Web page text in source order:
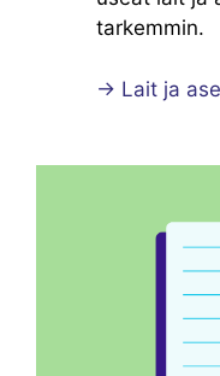
tarkemmin.
→ Lait ja